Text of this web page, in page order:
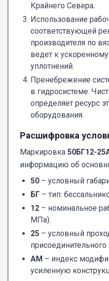
Крайнего Севера.
Использование
соответствующей
производителя по
ведет к
уплотнений.
Пренебрежение
в гидросистеме.
определяет ресурс
оборудования.
Расшифровка
Маркировка 50БГ12-
информацию об
50 – условный
БГ – тип:
12 – номинальное
МПа).
25 – условный
присоединительного
АМ – индекс
усиленную